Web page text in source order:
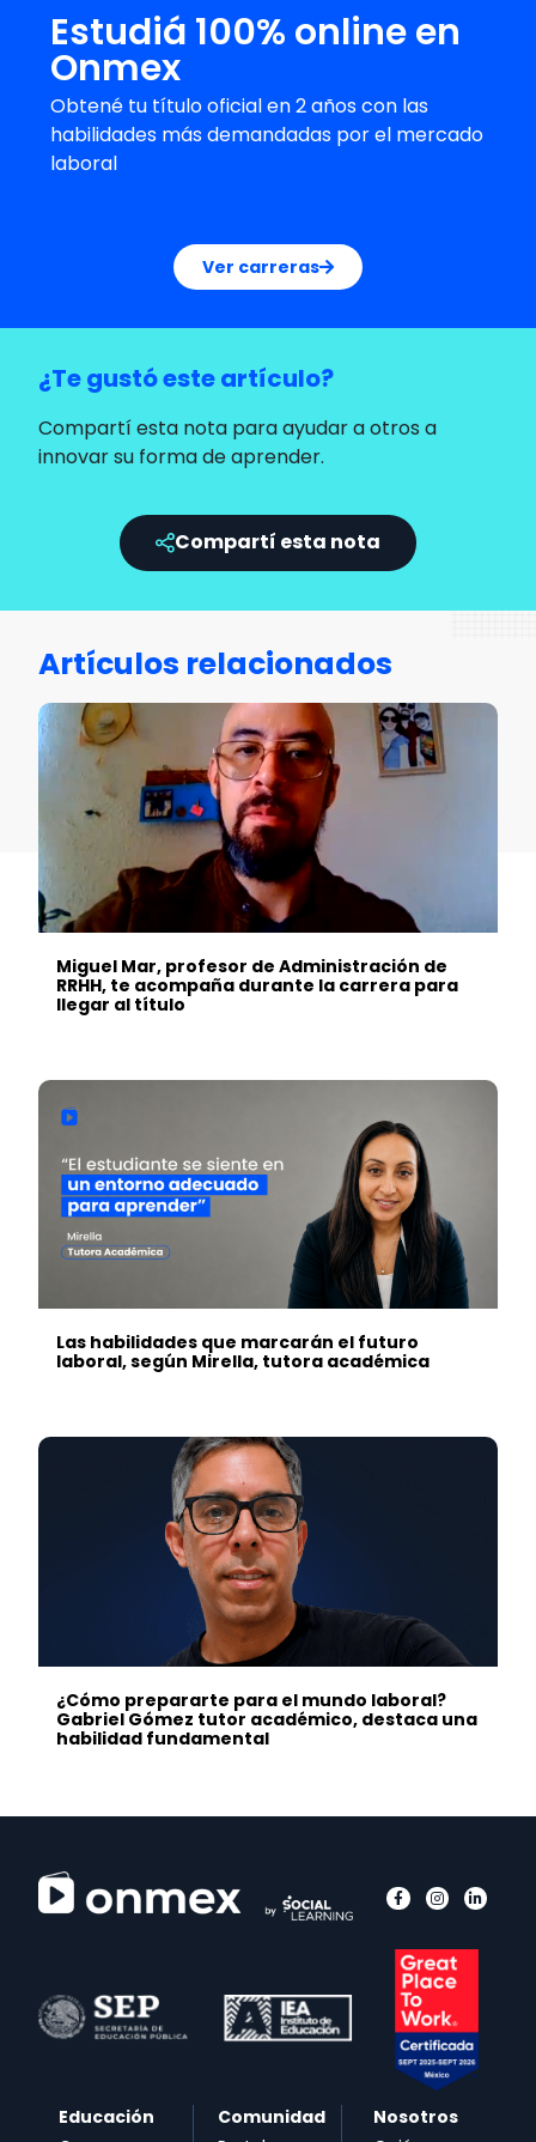
Estudiá 100% online en
Onmex
Obtené tu título oficial en 2 años con las
habilidades más demandadas por el mercado
laboral
Ver carreras
¿Te gustó este artículo?
Compartí esta nota para ayudar a otros a
innovar su forma de aprender.
Compartí esta nota
Artículos relacionados
Miguel Mar, profesor de Administración de
RRHH, te acompaña durante la carrera para
llegar al título
Las habilidades que marcarán el futuro
laboral, según Mirella, tutora académica
¿Cómo prepararte para el mundo laboral?
Gabriel Gómez tutor académico, destaca una
habilidad fundamental
Educación
Comunidad
Nosotros